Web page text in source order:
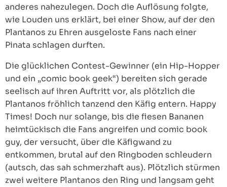
anderes nahezulegen. Doch die Auflösung folgte,
wie Louden uns erklärt, bei einer Show, auf der den
Plantanos zu Ehren ausgeloste Fans nach einer
Pinata schlagen durften.
Die glücklichen Contest-Gewinner (ein Hip-Hopper
und ein „comic book geek“) bereiten sich gerade
seelisch auf ihren Auftritt vor, als plötzlich die
Plantanos fröhlich tanzend den Käfig entern. Happy
Times! Doch nur solange, bis die fiesen Bananen
heimtückisch die Fans angreifen und comic book
guy, der versucht, über die Käfigwand zu
entkommen, brutal auf den Ringboden schleudern
(autsch, das sah schmerzhaft aus). Plötzlich stürmen
zwei weitere Plantanos den Ring und langsam geht